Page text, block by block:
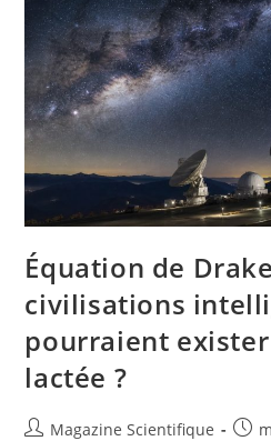
Équation de
civilisations
pourraient
lactée ?
Magazine Scientifique